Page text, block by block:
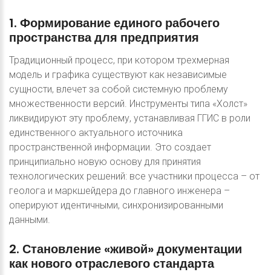
1. Формированиеединого рабочего
пространствадля предприятия
Традиционный процесс, при котором трехмерная
модель и графика существуют как независимые
сущности, влечет за собой системную проблему
множественности версий. Инструменты типа «Холст»
ликвидируют эту проблему, устанавливая ГГИС в роли
единственного актуального источника
пространственной информации. Это создает
принципиально новую основу для принятия
технологических решений: все участники процесса – от
геолога и маркшейдера до главного инженера –
оперируют идентичными, синхронизированными
данными.
2. Становление «живой»документации
как новогоотраслевогостандарта